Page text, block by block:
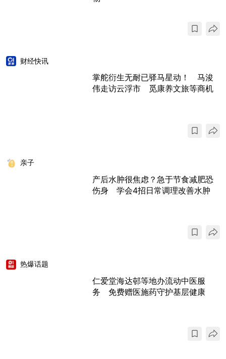
财经快讯
掌舵衍生无耐已驿马星动！ 马浚
伟走访云浮市 觅康养文旅等商机
亲子
产后水肿很焦虑？急于节食减肥恐
伤身 学会4招日常调理改善水肿
热爆话题
仁爱堂海达邨等地办流动中医服
务 免费赠医施药守护基层健康